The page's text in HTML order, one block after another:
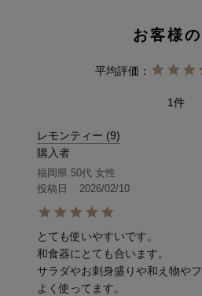
1
レモンティー 9
購入者
福岡県 50代 女性
投稿日
2026/02/10
とても使いやすいです。
和食器にとても合います。
サラダやお刺身盛りや和え物や
よく使ってます。